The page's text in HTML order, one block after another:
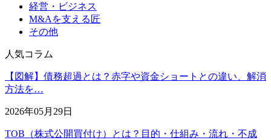
経営・ビジネス
M&Aを支える匠
その他
人気コラム
【図解】債務超過とは？赤字や資金ショートとの違い、解消
方法を…
2026年05月29日
TOB（株式公開買付け）とは？目的・仕組み・流れ・不成